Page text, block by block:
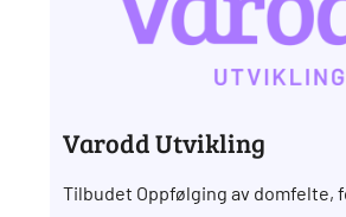
Varodd Utvikling
Tilbudet Oppfølging av domfelte,